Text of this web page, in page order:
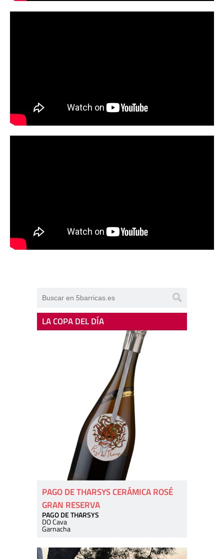
LA COPA DEL DÍA
PAGO DE THARSYS CERÁMICA ROSÉ
GRAN RESERVA
PAGO DE THARSYS
DO Cava
Garnacha